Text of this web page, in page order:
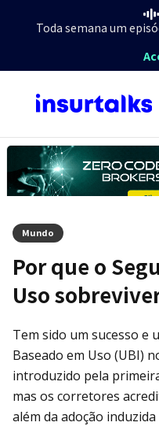
Toda semana um
Mundo
Por que o
Uso
Tem sido um sucesso e
Baseado em Uso (UBI)
introduzido pela
mas os corretores
além da adoção